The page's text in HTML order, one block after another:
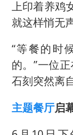
上印着养鸡
就这样悄无
“等餐的时
的。”一位
石刻突然离
主题餐厅启